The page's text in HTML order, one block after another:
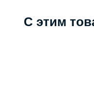
С этим